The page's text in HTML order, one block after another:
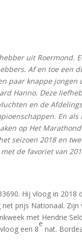
uit Roermond.
Af en toe een
paar knappe
Hanno. Deze
en de
En
op Het
seizoen 2018 en
de favoriet van
Hij vloog in 2018
net prijs Nationaal.
met Hendrie
een 8
e
nat.